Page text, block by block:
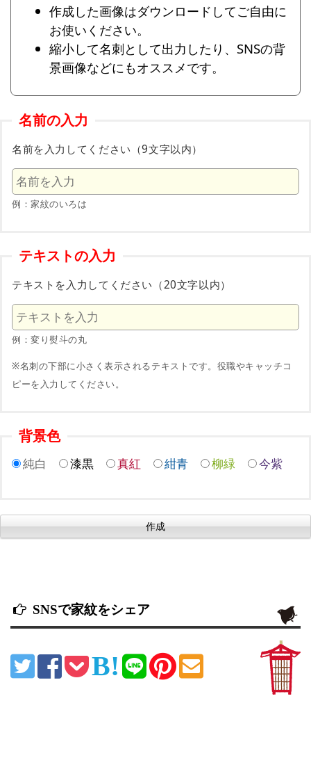
作成した画像はダウンロードしてご自由に
お使いください。
縮小して名刺として出力したり、SNSの背
景画像などにもオススメです。
名前の入力
名前を入力してください（9文字以内）
例：家紋のいろは
テキストの入力
テキストを入力してください（20文字以内）
例：変り熨斗の丸
※名刺の下部に小さく表示されるテキストです。役職やキャッチコ
ピーを入力してください。
背景色
純白 漆黒 真紅 紺青 柳緑 今紫
SNSで家紋をシェア